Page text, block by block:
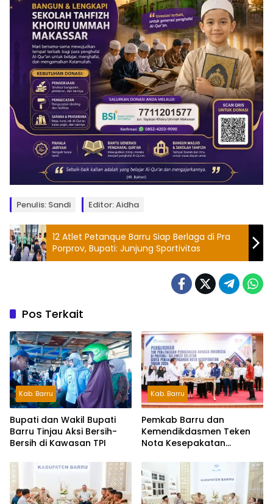
Penulis: Sandi Editor: Aidha
12 Atlet Petanque Barru Siap Berlaga di Pra
Porprov, Bupati: Junjung Sportivitas
Pos Terkait
Kab. Barru
Bupati dan Wakil Bupati
Barru Tinjau Aksi Bersih-
Bersih di Kawasan TPI
Kab. Barru
Pemkab Barru dan
Kemendikdasmen Teken
Nota Kesepakatan
Indonesia dan Bahasa
Daerah